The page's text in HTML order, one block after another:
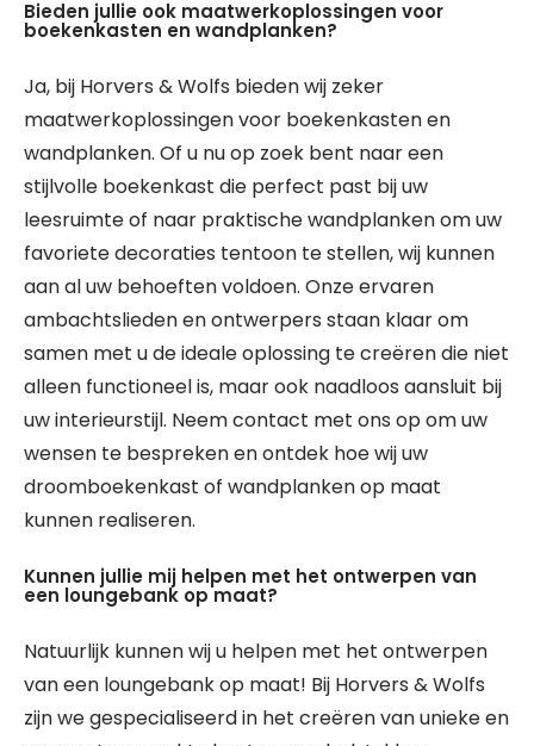
Bieden jullie ook maatwerkoplossingen voor
boekenkasten en wandplanken?
Ja, bij Horvers & Wolfs bieden wij zeker
maatwerkoplossingen voor boekenkasten en
wandplanken. Of u nu op zoek bent naar een
stijlvolle boekenkast die perfect past bij uw
leesruimte of naar praktische wandplanken om uw
favoriete decoraties tentoon te stellen, wij kunnen
aan al uw behoeften voldoen. Onze ervaren
ambachtslieden en ontwerpers staan klaar om
samen met u de ideale oplossing te creëren die niet
alleen functioneel is, maar ook naadloos aansluit bij
uw interieurstijl. Neem contact met ons op om uw
wensen te bespreken en ontdek hoe wij uw
droomboekenkast of wandplanken op maat
kunnen realiseren.
Kunnen jullie mij helpen met het ontwerpen van
een loungebank op maat?
Natuurlijk kunnen wij u helpen met het ontwerpen
van een loungebank op maat! Bij Horvers & Wolfs
zijn we gespecialiseerd in het creëren van unieke en